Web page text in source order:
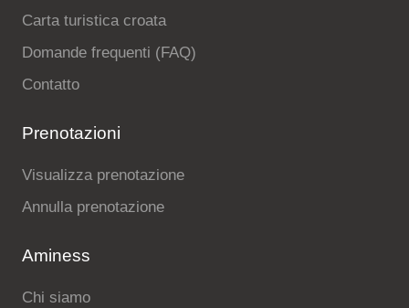
Carta turistica croata
Domande frequenti (FAQ)
Contatto
Prenotazioni
Visualizza prenotazione
Annulla prenotazione
Aminess
Chi siamo